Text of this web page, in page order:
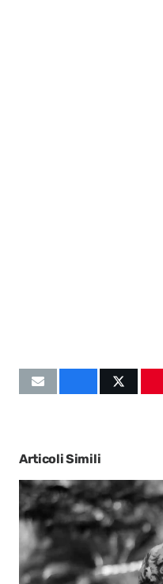
Articoli Simili